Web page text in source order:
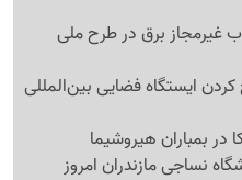
هزار انشعاب غیرمجاز برق در طرح ملی
ایستگاه فضایی بین‌المللی
بمباران هیروشیما
نساجی مازندران امروز